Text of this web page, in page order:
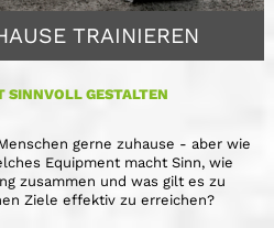
TRAINIEREN
SINNVOLL GESTALTEN
gerne zuhause - aber wie
Equipment macht Sinn, wie
zusammen und was gilt es zu
Ziele effektiv zu erreichen?